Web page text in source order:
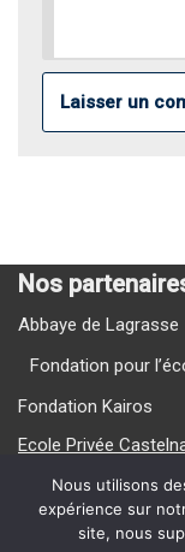
Nos
Abbaye de Lagrasse
Fondation pour
Fondation Kairos
Ecole Privée
Ecole Privée
Nos Vidéos
Nous utilisons
expérience sur
site, nous